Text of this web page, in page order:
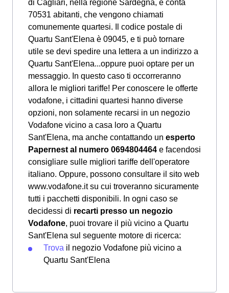
di Cagliari, nella regione Sardegna, e conta
70531 abitanti, che vengono chiamati
comunemente quartesi. Il codice postale di
Quartu Sant'Elena è 09045, e ti può tornare
utile se devi spedire una lettera a un indirizzo a
Quartu Sant'Elena...oppure puoi optare per un
messaggio. In questo caso ti occorreranno
allora le migliori tariffe! Per conoscere le offerte
vodafone, i cittadini quartesi hanno diverse
opzioni, non solamente recarsi in un negozio
Vodafone vicino a casa loro a Quartu
Sant'Elena, ma anche contattando un esperto
Papernest al numero 0694804464 e facendosi
consigliare sulle migliori tariffe dell'operatore
italiano. Oppure, possono consultare il sito web
www.vodafone.it su cui troveranno sicuramente
tutti i pacchetti disponibili. In ogni caso se
decidessi di recarti presso un negozio
Vodafone, puoi trovare il più vicino a Quartu
Sant'Elena sul seguente motore di ricerca:
Trova il negozio Vodafone più vicino a
Quartu Sant'Elena